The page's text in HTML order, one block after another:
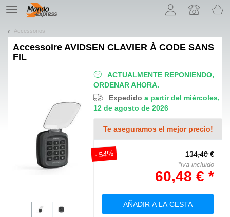
TE
navigation
Accessorios
Accessoire AVIDSEN CLAVIER À CODE SANS
FIL
ACTUALMENTE REPONIENDO,
ORDENAR AHORA.
Expedidoa partir del miércoles,
12 de agosto de 2026
Te aseguramos el mejor precio!
- 54% 134,40 €
*iva incluido
60,48 € *
AÑADIR A LA CESTA
¡Permítenos presentarte nuestras cookies!